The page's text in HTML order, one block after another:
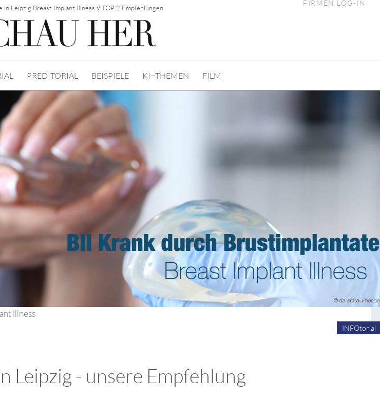
in Leipzig Breast Implant Illness √ TOP 2 Empfehlungen
FIRMEN LOG-IN
PREDITORIAL BEISPIELE KI−THEMEN FILM
Illness
INFOtorial
Leipzig - unsere Empfehlung